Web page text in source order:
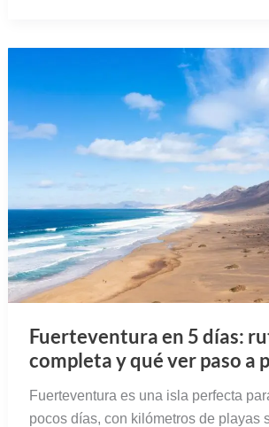
Fuerteventura en 5 días:
completa y qué ver paso a
Fuerteventura es una isla perfecta
pocos días, con kilómetros de playas